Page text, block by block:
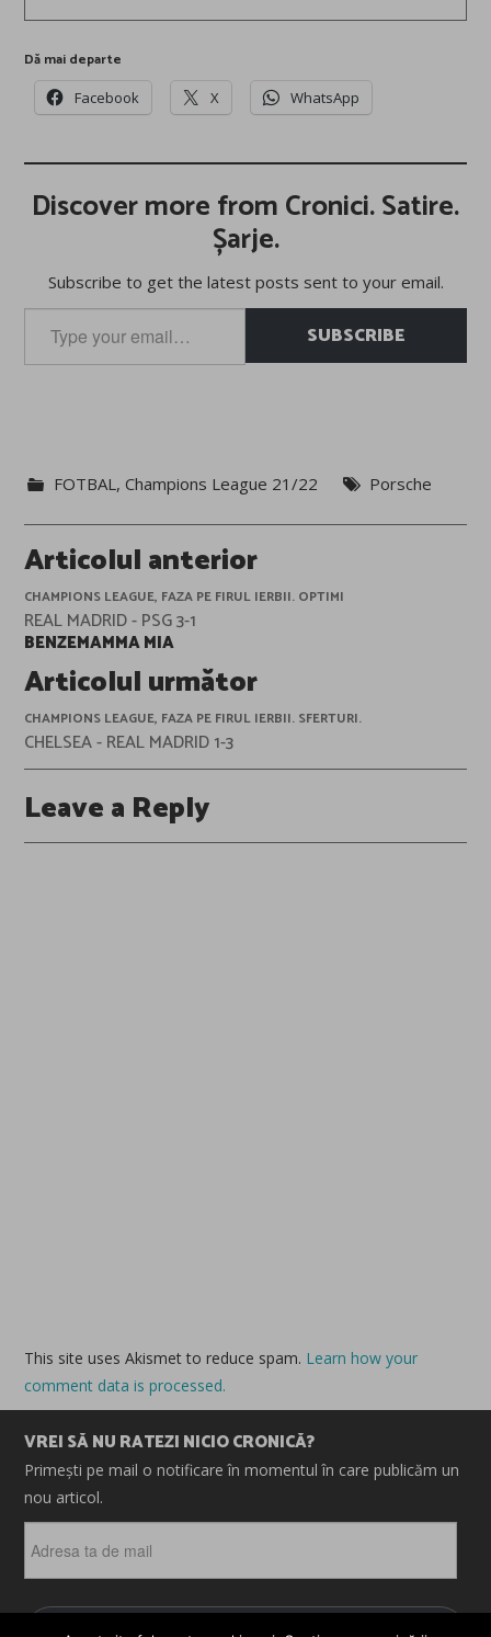
Dă mai departe
Facebook X WhatsApp
Discover more from Cronici. Satire.
Șarje.
Subscribe to get the latest posts sent to your email.
your
email…
SUBSCRIBE
FOTBAL ,Champions League 21/22 Porsche
Post
navigation
Articolul anterior
CHAMPIONS LEAGUE, FAZA PE FIRUL IERBII. OPTIMI
REAL MADRID - PSG 3-1
BENZEMAMMA MIA
Articolul următor
CHAMPIONS LEAGUE, FAZA PE FIRUL IERBII. SFERTURI.
CHELSEA - REAL MADRID 1-3
Leave a Reply
This site uses Akismet to reduce spam. Learn how your
comment data is processed.
VREI SĂ NU RATEZI NICIO CRONICĂ?
Primești pe mail o notificare în momentul în care publicăm un
nou articol.
ta
de